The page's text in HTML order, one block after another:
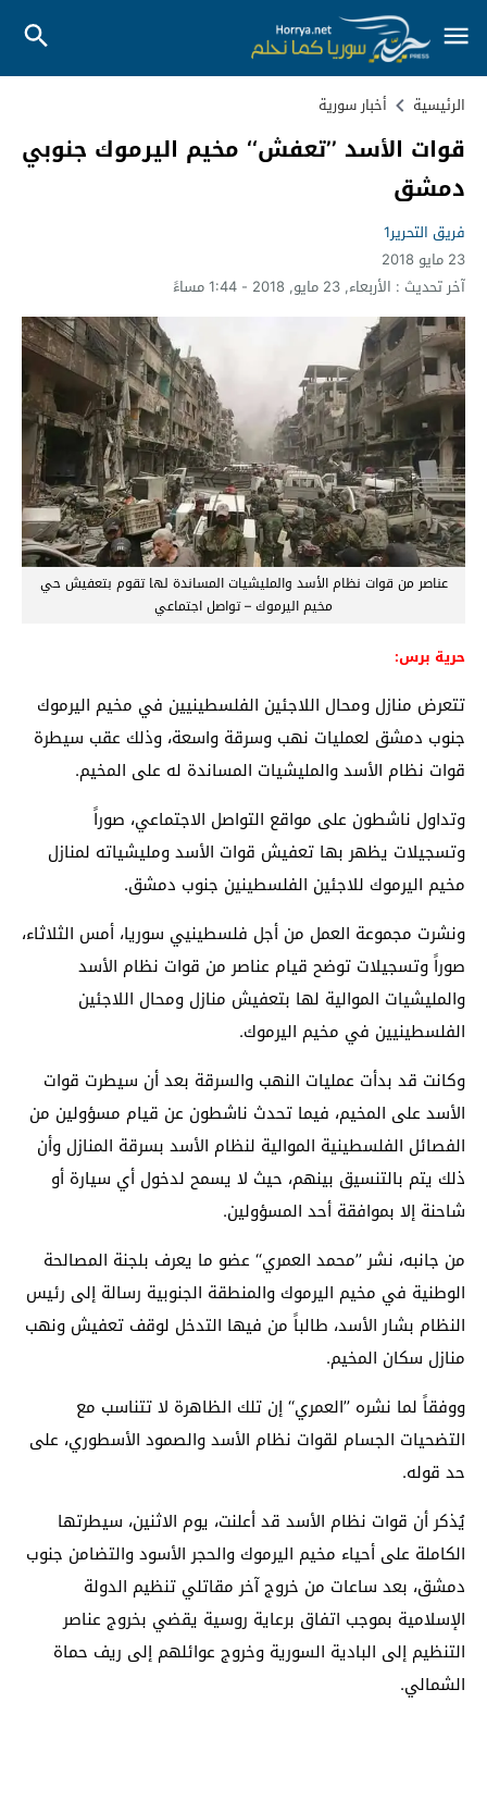
الرئيسية أخبار سورية
قوات الأسد ’’تعفش‘‘ مخيم اليرموك جنوبي
دمشق
فريق التحرير1
23 مايو 2018
آخر تحديث : الأربعاء, 23 مايو, 2018 - 1:44 مساءً
عناصر من قوات نظام الأسد والمليشيات المساندة لها تقوم بتعفيش حي
مخيم اليرموك – تواصل اجتماعي
حرية برس:
تتعرض منازل ومحال اللاجئين الفلسطينيين في مخيم اليرموك
جنوب دمشق لعمليات نهب وسرقة واسعة، وذلك عقب سيطرة
قوات نظام الأسد والمليشيات المساندة له على المخيم.
وتداول ناشطون على مواقع التواصل الاجتماعي، صوراً
وتسجيلات يظهر بها تعفيش قوات الأسد ومليشياته لمنازل
مخيم اليرموك للاجئين الفلسطينين جنوب دمشق.
ونشرت مجموعة العمل من أجل فلسطينيي سوريا، أمس الثلاثاء،
صوراً وتسجيلات توضح قيام عناصر من قوات نظام الأسد
والمليشيات الموالية لها بتعفيش منازل ومحال اللاجئين
الفلسطينيين في مخيم اليرموك.
وكانت قد بدأت عمليات النهب والسرقة بعد أن سيطرت قوات
الأسد على المخيم، فيما تحدث ناشطون عن قيام مسؤولين من
الفصائل الفلسطينية الموالية لنظام الأسد بسرقة المنازل وأن
ذلك يتم بالتنسيق بينهم، حيث لا يسمح لدخول أي سيارة أو
شاحنة إلا بموافقة أحد المسؤولين.
من جانبه، نشر ’’محمد العمري‘‘ عضو ما يعرف بلجنة المصالحة
الوطنية في مخيم اليرموك والمنطقة الجنوبية رسالة إلى رئيس
النظام بشار الأسد، طالباً من فيها التدخل لوقف تعفيش ونهب
منازل سكان المخيم.
ووفقاً لما نشره ’’العمري‘‘ إن تلك الظاهرة لا تتناسب مع
التضحيات الجسام لقوات نظام الأسد والصمود الأسطوري، على
حد قوله.
يُذكر أن قوات نظام الأسد قد أعلنت، يوم الاثنين، سيطرتها
الكاملة على أحياء مخيم اليرموك والحجر الأسود والتضامن جنوب
دمشق، بعد ساعات من خروج آخر مقاتلي تنظيم الدولة
الإسلامية بموجب اتفاق برعاية روسية يقضي بخروج عناصر
التنظيم إلى البادية السورية وخروج عوائلهم إلى ريف حماة
الشمالي.